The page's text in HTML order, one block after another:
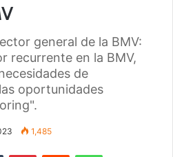
general de la BMV:
recurrente en la BMV,
de
oportunidades
1,485